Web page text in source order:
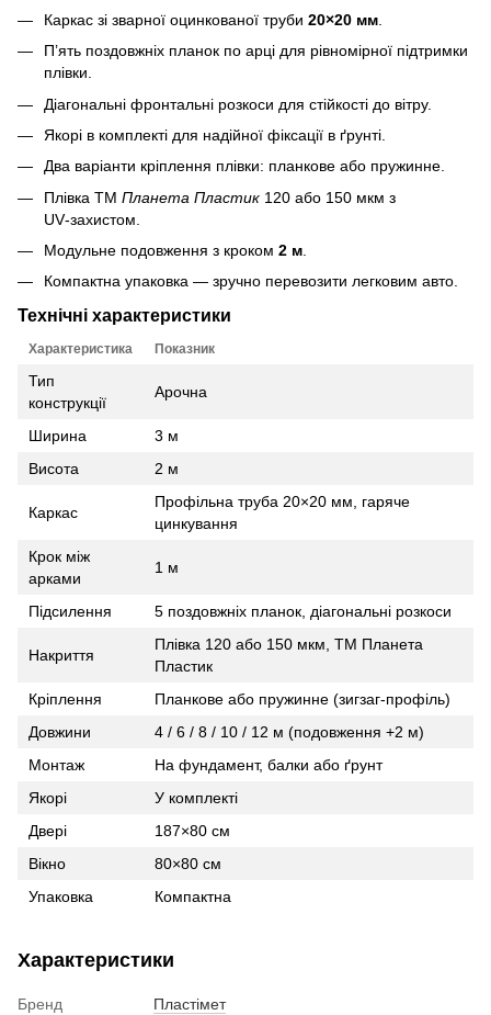
Каркас зі зварної оцинкованої труби 20×20 мм
П’ять поздовжніх планок по арці для рівномірної підтримки
плівки.
Діагональні фронтальні розкоси для стійкості до вітру.
Якорі в комплекті для надійної фіксації в ґрунті.
Два варіанти кріплення плівки: планкове або пружинне.
Плівка ТМ Планета Пластик 120 або 150 мкм з
UV‑захистом.
Модульне подовження з кроком 2 м
Компактна упаковка — зручно перевозити легковим авто.
Технічні характеристики
Характеристика Показник
Тип
конструкції
Арочна
Ширина
3 м
Висота
2 м
Каркас
Профільна труба 20×20 мм, гаряче
цинкування
Крок між
арками
1 м
Підсилення 5 поздовжніх планок, діагональні розкоси
Накриття
Плівка 120 або 150 мкм, ТМ Планета
Пластик
Кріплення
Планкове або пружинне (зигзаг‑профіль)
Довжини
4 / 6 / 8 / 10 / 12 м (подовження +2 м)
Монтаж
На фундамент, балки або ґрунт
Якорі
У комплекті
Двері
187×80 см
Вікно
80×80 см
Упаковка
Компактна
Характеристики
Бренд
Пластімет